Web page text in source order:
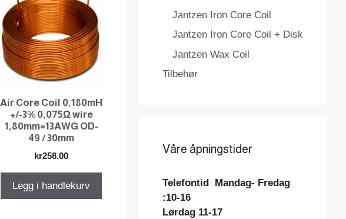
Air Core Coil 0,180mH
+/-3% 0,075Ω wire
1,80mm=13AWG OD-
49 / 30mm
kr258.00
Legg i handlekurv
Jantzen Iron Core Coil
Jantzen Iron Core Coil + Disk
Jantzen Wax Coil
Tilbehør
Våre åpningstider
Telefontid Mandag- Fredag
:10-16
Lørdag 11-17